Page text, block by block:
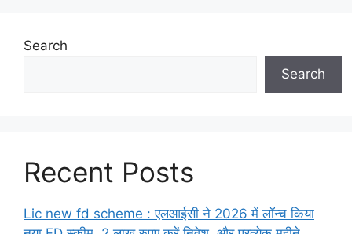
Search
Search
Recent Posts
Lic new fd scheme : एलआईसी ने 2026 में लॉन्च किया